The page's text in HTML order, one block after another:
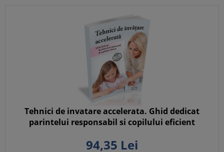
Tehnici de invatare accelerata. Ghid dedicat
parintelui responsabil si copilului eficient
94,35 Lei